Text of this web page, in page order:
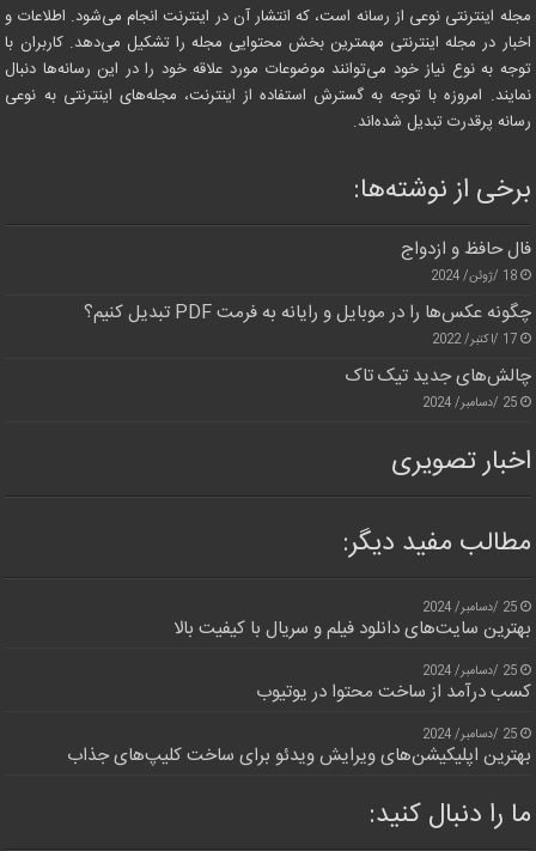
مجله اینترنتی نوعی از رسانه است، که انتشار آن در اینترنت انجام می‌شود. اطلاعات و
اخبار در مجله اینترنتی مهمترین بخش محتوایی مجله را تشکیل می‌دهد. کاربران با
توجه به نوع نیاز خود می‌توانند موضوعات مورد علاقه خود را در این رسانه‌ها دنبال
نمایند. امروزه با توجه به گسترش استفاده از اینترنت، مجله‌های اینترنتی به نوعی
رسانه پرقدرت تبدیل شده‌اند.
برخی از نوشته‌ها:
فال حافظ و ازدواج
18 /ژوئن/ 2024
چگونه عکس‌ها را در موبایل و رایانه به فرمت PDF تبدیل کنیم؟
17 /اکتبر/ 2022
چالش‌های جدید تیک تاک
25 /دسامبر/ 2024
اخبار تصویری
مطالب مفید دیگر:
25 /دسامبر/ 2024
بهترین سایت‌های دانلود فیلم و سریال با کیفیت بالا
25 /دسامبر/ 2024
کسب درآمد از ساخت محتوا در یوتیوب
25 /دسامبر/ 2024
بهترین اپلیکیشن‌های ویرایش ویدئو برای ساخت کلیپ‌های جذاب
ما را دنبال کنید: